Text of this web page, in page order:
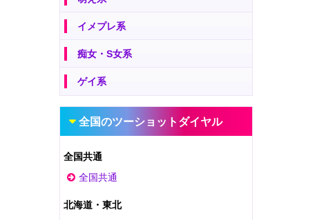
イメプレ系
痴女・S女系
ゲイ系
全国のツーショットダイヤル
全国共通
全国共通
北海道・東北